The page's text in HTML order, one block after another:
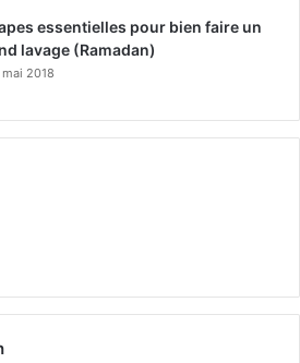
essentielles pour bien faire un
lavage (Ramadan)
2018